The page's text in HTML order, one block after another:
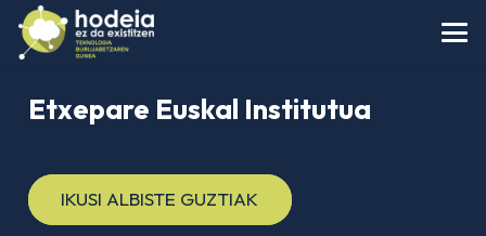
Etxepare Euskal Institutua
IKUSI ALBISTE GUZTIAK